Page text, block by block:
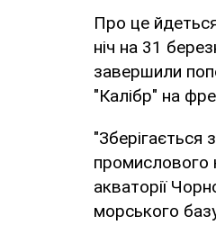
Про це
ніч на 31
завершили
"Калібр" на
"Зберігається
промислового
акваторії
морського